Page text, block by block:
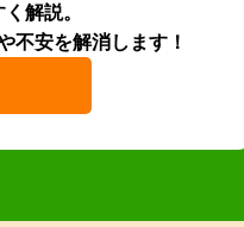
解説。
不安を解消します！